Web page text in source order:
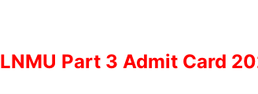
LNMU Part 3 Admit Card